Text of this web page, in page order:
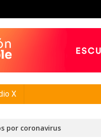
X
por coronavirus